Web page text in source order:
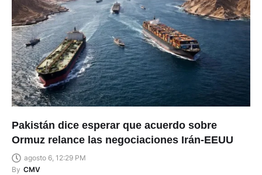
Pakistán dice esperar que acuerdo sobre
Ormuz relance las negociaciones Irán-EEUU
agosto 6, 12:29 PM
By CMV